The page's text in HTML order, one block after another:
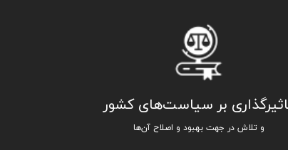
بر سیاست‌های کشور
و تلاش در جهت بهبود و اصلاح آن‌ها